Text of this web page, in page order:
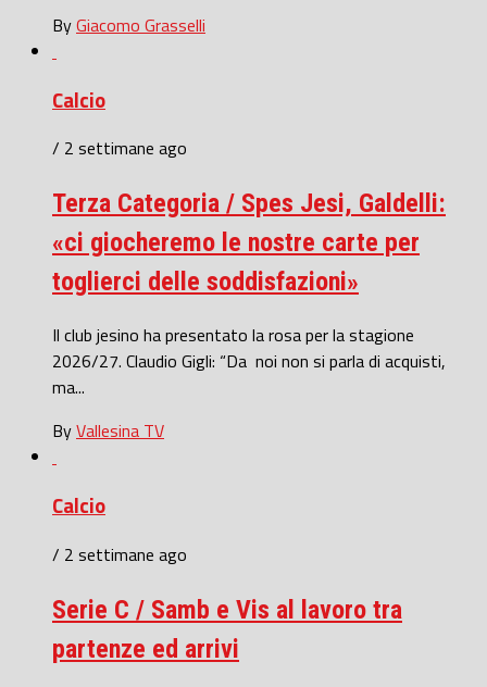
ByGiacomo Grasselli
Calcio
/ 2 settimane ago
Terza Categoria / Spes Jesi, Galdelli:
«ci giocheremo le nostre carte per
toglierci delle soddisfazioni»
Il club jesino ha presentato la rosa per la stagione
2026/27. Claudio Gigli: “Da noi non si parla di acquisti,
ma...
ByVallesina TV
Calcio
/ 2 settimane ago
Serie C / Samb e Vis al lavoro tra
partenze ed arrivi